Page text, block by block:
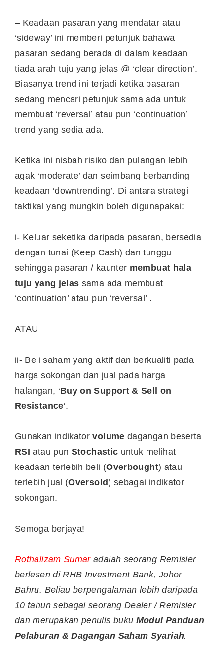
– Keadaan pasaran yang mendatar atau
‘sideway’ ini memberi petunjuk bahawa
pasaran sedang berada di dalam keadaan
tiada arah tuju yang jelas @ ‘clear direction’.
Biasanya trend ini terjadi ketika pasaran
sedang mencari petunjuk sama ada untuk
membuat ‘reversal’ atau pun ‘continuation’
trend yang sedia ada.
Ketika ini nisbah risiko dan pulangan lebih
agak ‘moderate’ dan seimbang berbanding
keadaan ‘downtrending’. Di antara strategi
taktikal yang mungkin boleh digunapakai:
i- Keluar seketika daripada pasaran, bersedia
dengan tunai (Keep Cash) dan tunggu
sehingga pasaran / kaunter membuat hala
tuju yang jelas sama ada membuat
‘continuation’ atau pun ‘reversal’ .
ATAU
ii- Beli saham yang aktif dan berkualiti pada
harga sokongan dan jual pada harga
halangan, ‘Buy on Support & Sell on
Resistance‘.
Gunakan indikatorvolume dagangan beserta
RSI atau pun Stochastic untuk melihat
keadaan terlebih beli (Overbought) atau
terlebih jual (Oversold) sebagai indikator
sokongan.
Semoga berjaya!
Rothalizam Sumaradalah seorang Remisier
berlesen di RHB Investment Bank, Johor
Bahru. Beliau berpengalaman lebih daripada
10 tahun sebagai seorang Dealer / Remisier
dan merupakan penulis buku Modul Panduan
Pelaburan & Dagangan Saham Syariah.